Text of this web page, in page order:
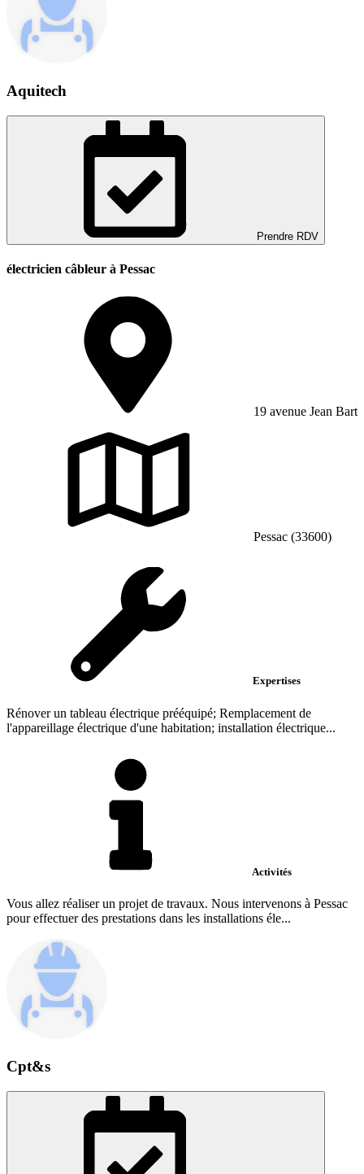
Aquitech
Prendre RDV
électricien câbleur à Pessac
19 avenue Jean Bart
Pessac (33600)
Expertises
Rénover un tableau électrique prééquipé; Remplacement de
l'appareillage électrique d'une habitation; installation électrique...
Activités
Vous allez réaliser un projet de travaux. Nous intervenons à Pessac
pour effectuer des prestations dans les installations éle...
Cpt&s